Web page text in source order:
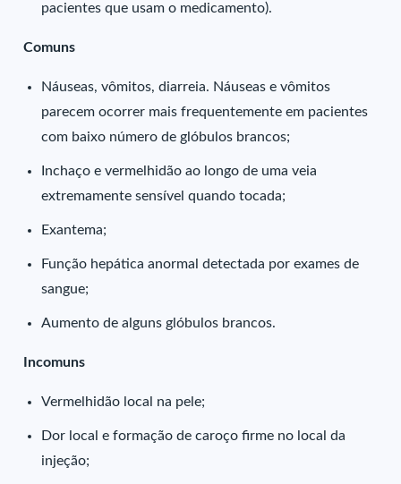
pacientes que usam o medicamento).
Comuns
Náuseas, vômitos, diarreia. Náuseas e vômitos
parecem ocorrer mais frequentemente em pacientes
com baixo número de glóbulos brancos;
Inchaço e vermelhidão ao longo de uma veia
extremamente sensível quando tocada;
Exantema;
Função hepática anormal detectada por exames de
sangue;
Aumento de alguns glóbulos brancos.
Incomuns
Vermelhidão local na pele;
Dor local e formação de caroço firme no local da
injeção;